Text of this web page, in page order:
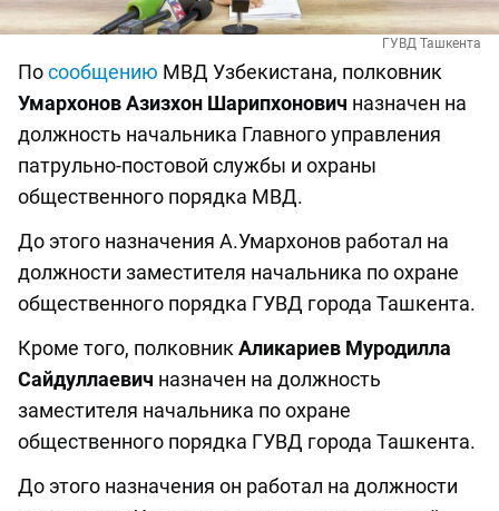
ГУВД Ташкента
Посообщению МВД Узбекистана, полковник
Умархонов Азизхон Шарипхонович назначен на
должность начальника Главного управления
патрульно-постовой службы и охраны
общественного порядка МВД.
До этого назначения А.Умархонов работал на
должности заместителя начальника по охране
общественного порядка ГУВД города Ташкента.
Кроме того, полковникАликариев Муродилла
Сайдуллаевич назначен на должность
заместителя начальника по охране
общественного порядка ГУВД города Ташкента.
До этого назначения он работал на должности